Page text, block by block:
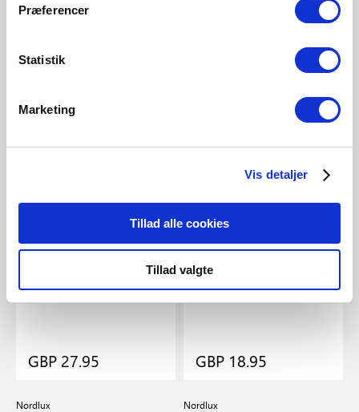
Præferencer
Statistik
Marketing
Vis detaljer
Tillad alle cookies
Tillad valgte
Related Products
GBP 27.95
Nordlux
GBP 18.95
Nordlux